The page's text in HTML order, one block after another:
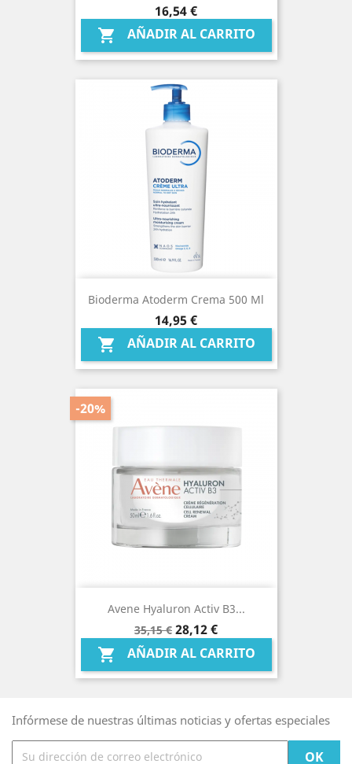
Precio
16,54 €
 AÑADIR AL CARRITO
Bioderma Atoderm Crema 500 Ml
Precio
14,95 €
 AÑADIR AL CARRITO
Avene Hyaluron Activ B3...
Precio
base
35,15 €
-20%
Precio
28,12 €
 AÑADIR AL CARRITO
Infórmese de nuestras últimas noticias y ofertas especiales